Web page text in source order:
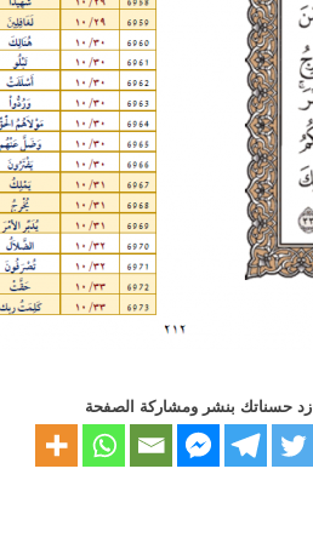
زد حسناتك بنشر ومشاركة الصفحة